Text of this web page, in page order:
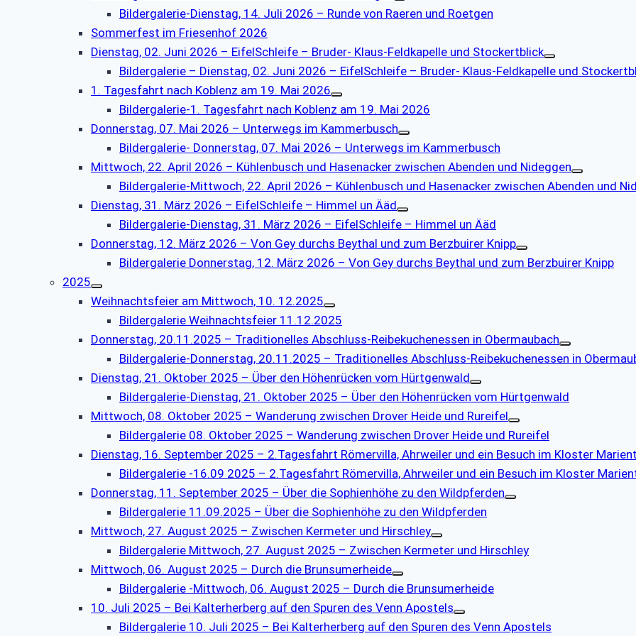
Bildergalerie-Dienstag, 14. Juli 2026 – Runde von Raeren und Roetgen
Sommerfest im Friesenhof 2026
Dienstag, 02. Juni 2026 – EifelSchleife – Bruder- Klaus-Feldkapelle und Stockertblick
Bildergalerie – Dienstag, 02. Juni 2026 – EifelSchleife – Bruder- Klaus-Feldkapelle und
1. Tagesfahrt nach Koblenz am 19. Mai 2026
Bildergalerie-1. Tagesfahrt nach Koblenz am 19. Mai 2026
Donnerstag, 07. Mai 2026 – Unterwegs im Kammerbusch
Bildergalerie- Donnerstag, 07. Mai 2026 – Unterwegs im Kammerbusch
Mittwoch, 22. April 2026 – Kühlenbusch und Hasenacker zwischen Abenden und Nideggen
Bildergalerie-Mittwoch, 22. April 2026 – Kühlenbusch und Hasenacker zwischen Abenden und
Dienstag, 31. März 2026 – EifelSchleife – Himmel un Ääd
Bildergalerie-Dienstag, 31. März 2026 – EifelSchleife – Himmel un Ääd
Donnerstag, 12. März 2026 – Von Gey durchs Beythal und zum Berzbuirer Knipp
Bildergalerie Donnerstag, 12. März 2026 – Von Gey durchs Beythal und zum Berzbuirer Knipp
2025
Weihnachtsfeier am Mittwoch, 10. 12.2025
Bildergalerie Weihnachtsfeier 11.12.2025
Donnerstag, 20.11.2025 – Traditionelles Abschluss-Reibekuchenessen in Obermaubach
Bildergalerie-Donnerstag, 20.11.2025 – Traditionelles Abschluss-Reibekuchenessen in
Dienstag, 21. Oktober 2025 – Über den Höhenrücken vom Hürtgenwald
Bildergalerie-Dienstag, 21. Oktober 2025 – Über den Höhenrücken vom Hürtgenwald
Mittwoch, 08. Oktober 2025 – Wanderung zwischen Drover Heide und Rureifel
Bildergalerie 08. Oktober 2025 – Wanderung zwischen Drover Heide und Rureifel
Dienstag, 16. September 2025 – 2.Tagesfahrt Römervilla, Ahrweiler und ein Besuch im Kloster
Bildergalerie -16.09 2025 – 2.Tagesfahrt Römervilla, Ahrweiler und ein Besuch im Kloster
Donnerstag, 11. September 2025 – Über die Sophienhöhe zu den Wildpferden
Bildergalerie 11.09.2025 – Über die Sophienhöhe zu den Wildpferden
Mittwoch, 27. August 2025 – Zwischen Kermeter und Hirschley
Bildergalerie Mittwoch, 27. August 2025 – Zwischen Kermeter und Hirschley
Mittwoch, 06. August 2025 – Durch die Brunsumerheide
Bildergalerie -Mittwoch, 06. August 2025 – Durch die Brunsumerheide
10. Juli 2025 – Bei Kalterherberg auf den Spuren des Venn Apostels
Bildergalerie 10. Juli 2025 – Bei Kalterherberg auf den Spuren des Venn Apostels